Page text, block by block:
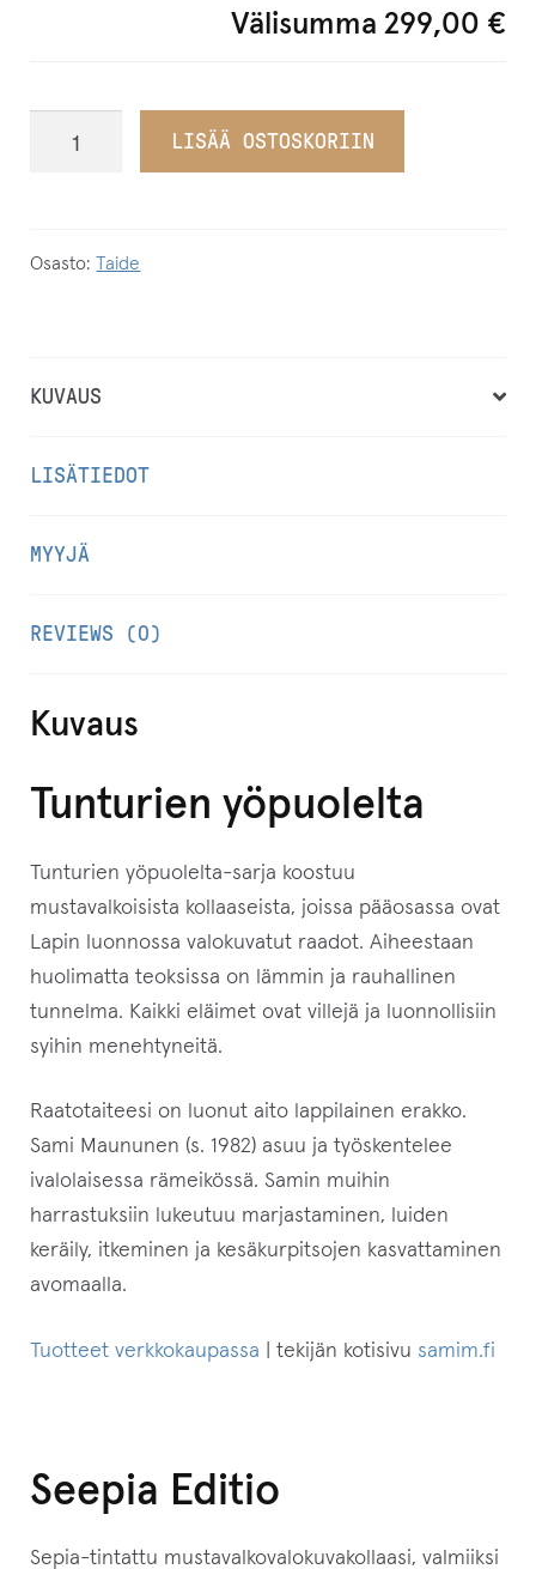
Välisumma 299,00 €
(Vole
+
määrä
LISÄÄ OSTOSKORIIN
Osasto:Taide
KUVAUS
LISÄTIEDOT
MYYJÄ
REVIEWS (0)
Kuvaus
Tunturien yöpuolelta
Tunturien yöpuolelta-sarja koostuu
mustavalkoisista kollaaseista, joissa pääosassa ovat
Lapin luonnossa valokuvatut raadot. Aiheestaan
huolimatta teoksissa on lämmin ja rauhallinen
tunnelma. Kaikki eläimet ovat villejä ja luonnollisiin
syihin menehtyneitä.
Raatotaiteesi on luonut aito lappilainen erakko.
Sami Maununen (s. 1982) asuu ja työskentelee
ivalolaisessa rämeikössä. Samin muihin
harrastuksiin lukeutuu marjastaminen, luiden
keräily, itkeminen ja kesäkurpitsojen kasvattaminen
avomaalla.
Tuotteet verkkokaupassa | tekijän kotisivu samim.fi
Seepia Editio
Sepia-tintattu mustavalkovalokuvakollaasi, valmiiksi